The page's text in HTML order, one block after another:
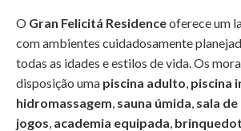
O Gran Felicitá Residenceoferece um
com ambientes cuidadosamente
todas as idades e estilos de vida. Os
disposição uma piscina adulto piscina
hidromassagem sauna úmida sala de
jogos academia equipada